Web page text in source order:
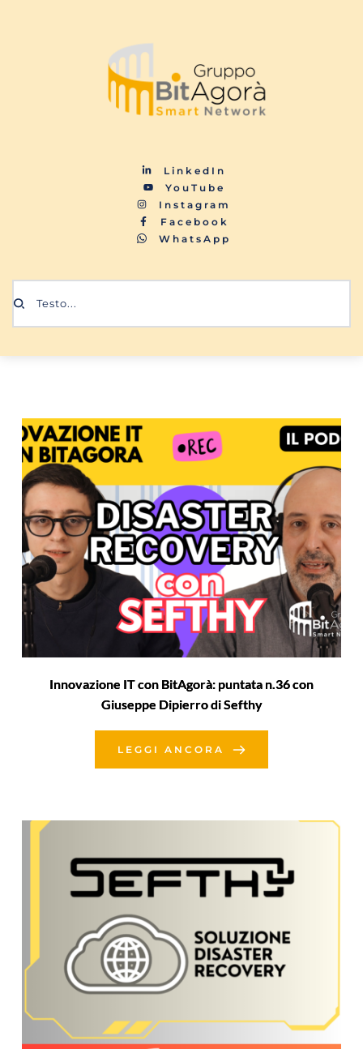
LinkedIn
YouTube
Instagram
Facebook
WhatsApp
Testo...
Innovazione IT con BitAgorà: puntata n.36 con
Giuseppe Dipierro di Sefthy
LEGGI ANCORA